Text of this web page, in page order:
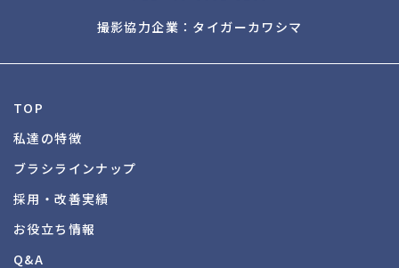
撮影協力企業：タイガーカワシマ
TOP
私達の特徴
ブラシラインナップ
採用・改善実績
お役立ち情報
Q&A